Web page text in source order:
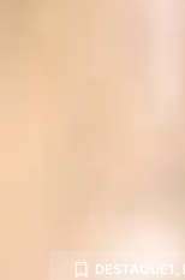
DESTAQUE1 ,